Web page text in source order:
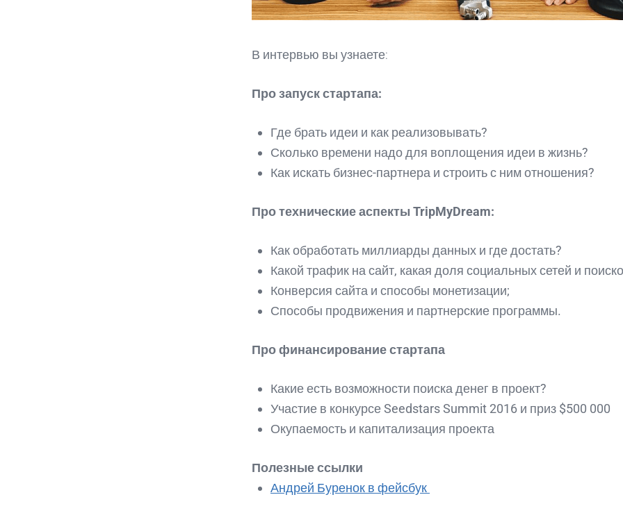
В интервью вы узнаете:
Про запуск стартапа:
Где брать идеи и как реализовывать?
Сколько времени надо для воплощения идеи в жизнь?
Как искать бизнес-партнера и строить с ним отношения?
Про технические аспекты TripMyDream:
Как обработать миллиарды данных и где достать?
Какой трафик на сайт, какая доля социальных сетей и
Конверсия сайта и способы монетизации;
Способы продвижения и партнерские программы.
Про финансирование стартапа
Какие есть возможности поиска денег в проект?
Участие в конкурсе Seedstars Summit 2016 и приз $500 000
Окупаемость и капитализация проекта
Полезные ссылки
Андрей Буренок в фейсбук